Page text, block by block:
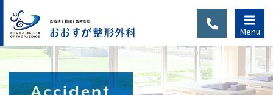
Menu